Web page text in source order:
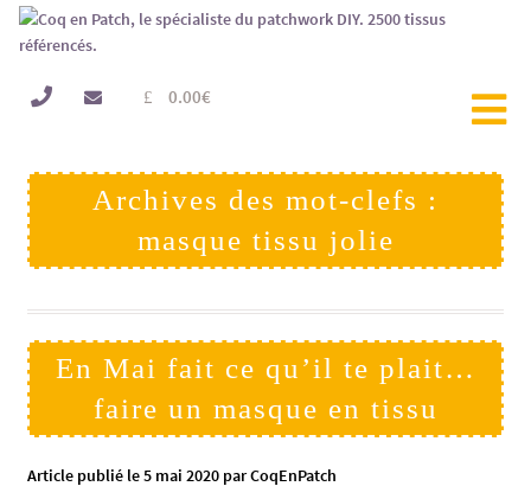
0.00€
Archives des mot-clefs :
masque tissu jolie
En Mai fait ce qu’il te plait…
faire un masque en tissu
Article publié le 5 mai 2020 par CoqEnPatch